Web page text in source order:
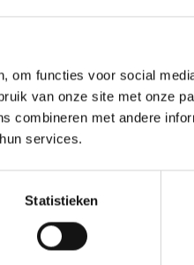
om functies voor social
van onze site met onze
combineren met andere
services.
Statistieken